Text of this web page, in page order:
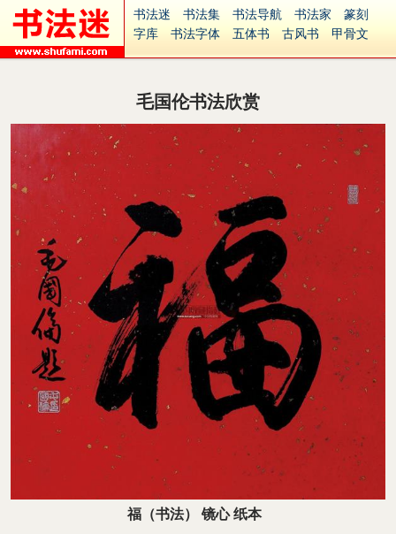
书法迷 书法集 书法导航 书法家
篆刻
字库
书法字体 五体书 古风书
甲骨文
集字
字形 大字 篆刻之家
古籍
中医 象棋 游戏
起名
印章
硬筆字
字体下载
免费字体 中文字体
英文字体
Ai矢量
P图宝 南无阿弥陀佛
安全网站
捐赠 繁體版
毛国伦书法欣赏
福（书法） 镜心 纸本